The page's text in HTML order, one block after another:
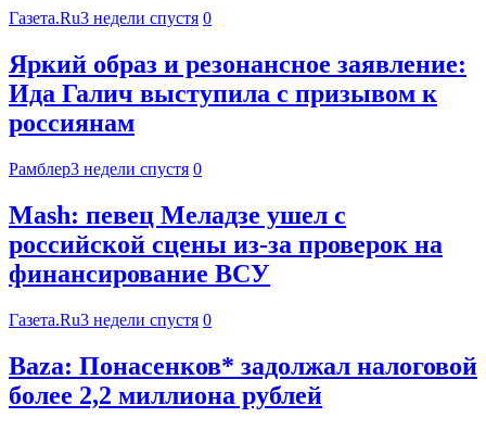
Газета.Ru3 недели спустя 0
Яркий образ и резонансное заявление:
Ида Галич выступила с призывом к
россиянам
Рамблер3 недели спустя 0
Mash: певец Меладзе ушел с
российской сцены из-за проверок на
финансирование ВСУ
Газета.Ru3 недели спустя 0
Baza: Понасенков* задолжал налоговой
более 2,2 миллиона рублей